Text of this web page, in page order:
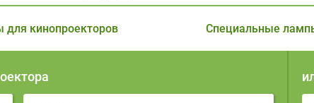
кинопроекторов Специальные